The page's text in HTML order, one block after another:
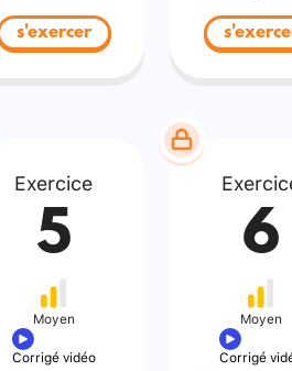
s'exercer
Exercice
5
Moyen
Corrigé vidéo
6
Moyen
Corrigé